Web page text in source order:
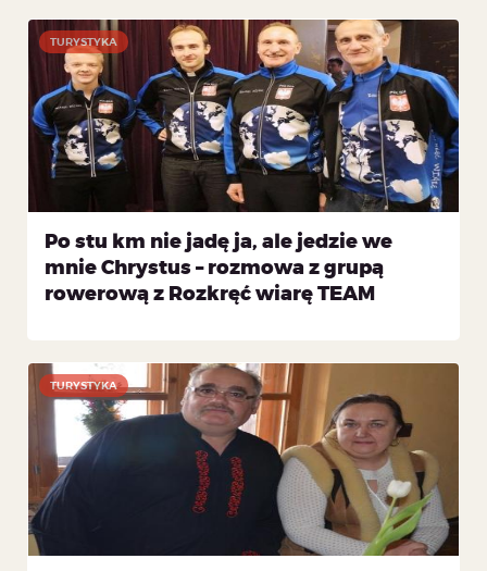
Po stu km nie jadę ja, ale jedzie we
mnie Chrystus – rozmowa z grupą
rowerową z Rozkręć wiarę TEAM
TURYSTYKA
TURYSTYKA